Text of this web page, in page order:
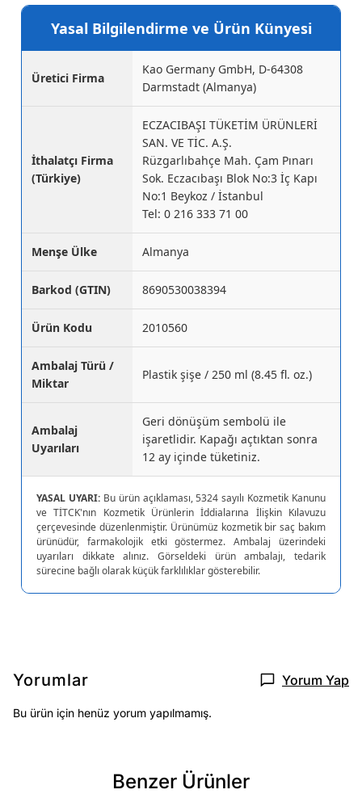
Yasal Bilgilendirme ve Ürün Künyesi
Üretici Firma
Kao Germany GmbH, D-64308
Darmstadt (Almanya)
İthalatçı Firma
(Türkiye)
ECZACIBAŞI TÜKETİM ÜRÜNLERİ
SAN. VE TİC. A.Ş.
Rüzgarlıbahçe Mah. Çam Pınarı
Sok. Eczacıbaşı Blok No:3 İç Kapı
No:1 Beykoz / İstanbul
Tel: 0 216 333 71 00
Menşe Ülke Almanya
Barkod (GTIN) 8690530038394
Ürün Kodu 2010560
Ambalaj Türü /
Miktar
Plastik şişe / 250 ml (8.45 fl. oz.)
Ambalaj
Uyarıları
Geri dönüşüm sembolü ile
işaretlidir. Kapağı açtıktan sonra
12 ay içinde tüketiniz.
YASAL UYARI:Bu ürün açıklaması, 5324 sayılı Kozmetik Kanunu
ve TİTCK'nın Kozmetik Ürünlerin İddialarına İlişkin Kılavuzu
çerçevesinde düzenlenmiştir. Ürünümüz kozmetik bir saç bakım
ürünüdür, farmakolojik etki göstermez. Ambalaj üzerindeki
uyarıları dikkate alınız. Görseldeki ürün ambalajı, tedarik
sürecine bağlı olarak küçük farklılıklar gösterebilir.
Yorumlar Yorum Yap
Bu ürün için henüz yorum yapılmamış.
Benzer Ürünler